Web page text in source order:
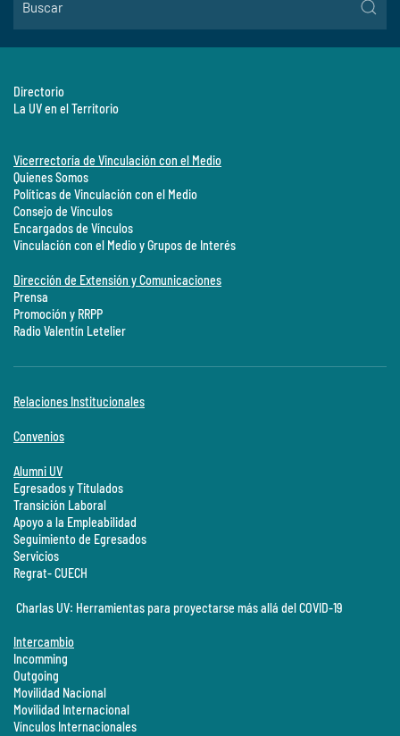
Directorio
La UV en el Territorio
Vicerrectoría de Vinculación con el Medio
Quienes Somos
Políticas de Vinculación con el Medio
Consejo de Vínculos
Encargados de Vínculos
Vinculación con el Medio y Grupos de Interés
Dirección de Extensión y Comunicaciones
Prensa
Promoción y RRPP
Radio Valentín Letelier
Relaciones Institucionales
Convenios
Alumni UV
Egresados y Titulados
Transición Laboral
Apoyo a la Empleabilidad
Seguimiento de Egresados
Servicios
Regrat- CUECH
Charlas UV: Herramientas para proyectarse más allá del COVID-19
Intercambio
Incomming
Outgoing
Movilidad Nacional
Movilidad Internacional
Vínculos Internacionales